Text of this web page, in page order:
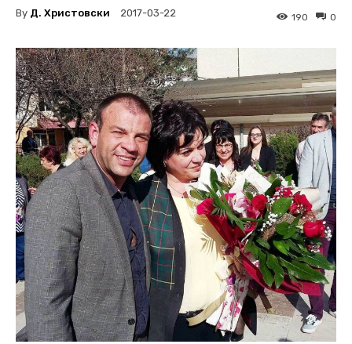
By Д. Христовски 2017-03-22 0
190